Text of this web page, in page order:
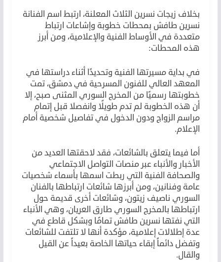
بخلاف زيجات نسرين الثلاث المعلنة، ارتبط اسم الفنانة
نسرين طافش بمحطات خطوبة وإشاعات ارتباط
متعددة في الأوساط الفنية والإعلامية، ومن أبرز
هذه المحطات:
في بداية مسيرتها الفنية وتحديدًا أثناء دراستها في
المعهد العالي للفنون المسرحية في دمشق، تمت
خطوبتها رسميًا من المخرج السوري المثنى صبح، إلا
أن هذه الخطوبة لم تدم طويلًا وانفصلا قبل إتمام
مراسم الزواج ودون الدخول في تفاصيل شخصية أمام
الإعلام.
أما فيما يتعلق بالشائعات، فقد لاحقتها العديد من
الأخبار والأنباء عبر منصات التواصل الاجتماعي
والصحافة الفنية التي ربطت اسمها بأسماء شخصيات
عامة وفنانين، ومن أبرزها شائعات ارتباطها بالفنان
السوري ناصيف زيتون، وشائعات أخرى قديمة حول
ارتباطها بالمخرج السوري طارق العريان، وهي الأنباء
التي نفتها نسرين طافش تمامًا وبشكل قاطع في
عدة إطلالات إعلامية، مؤكدة أنها لا تلتفت للشائعات
وتفضل دائماً إبقاء حياتها الخاصة بعيداً عن القيل
والقال.